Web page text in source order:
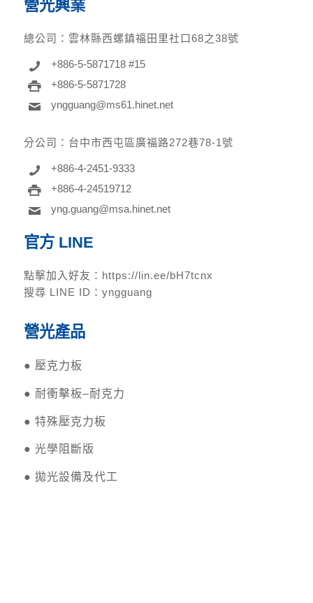
營光興業
總公司： 雲林縣西螺鎮福田里社口68之38號
+886-5-5871718 #15
+886-5-5871728
yngguang@ms61.hinet.net
分公司： 台中市西屯區廣福路272巷78-1號
+886-4-2451-9333
+886-4-24519712
yng.guang@msa.hinet.net
官方 LINE
點擊加入好友： https://lin.ee/bH7tcnx
搜尋 LINE ID：yngguang
營光產品
● 壓克力板
● 耐衝擊板–耐克力
● 特殊壓克力板
● 光學阻斷版
● 拋光設備及代工